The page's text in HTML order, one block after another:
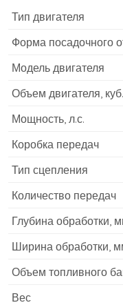
Тип двигателя
Форма посадочного
Модель двигателя
Объем двигателя,
Мощность, л.с.
Коробка передач
Тип сцепления
Количество передач
Глубина обработки,
Ширина обработки,
Объем топливного
Вес